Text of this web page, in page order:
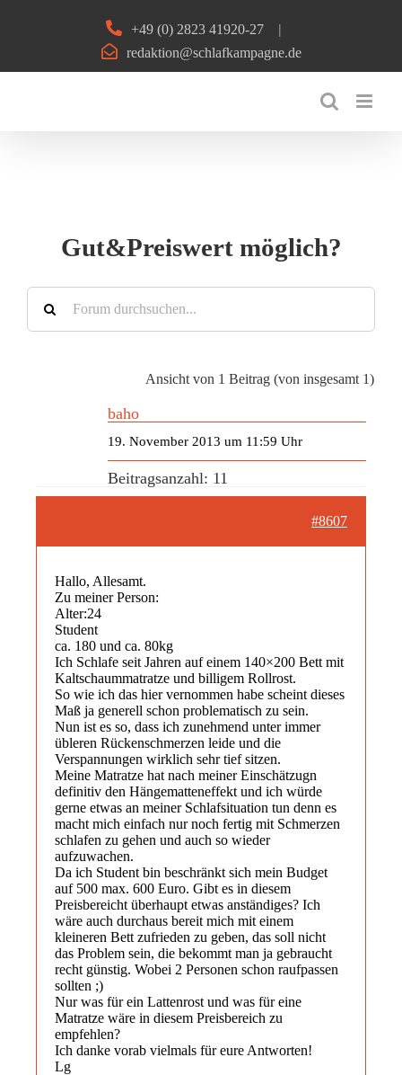
+49 (0) 2823 41920-27
|
redaktion@schlafkampagne.de
Gut&Preiswert möglich?
Ansicht von 1 Beitrag (von insgesamt 1)
baho
19. November 2013 um 11:59 Uhr
Beitragsanzahl: 11
#8607
Hallo, Allesamt.
Zu meiner Person:
Alter:24
Student
ca. 180 und ca. 80kg
Ich Schlafe seit Jahren auf einem 140×200 Bett mit
Kaltschaummatratze und billigem Rollrost.
So wie ich das hier vernommen habe scheint dieses
Maß ja generell schon problematisch zu sein.
Nun ist es so, dass ich zunehmend unter immer
übleren Rückenschmerzen leide und die
Verspannungen wirklich sehr tief sitzen.
Meine Matratze hat nach meiner Einschätzugn
definitiv den Hängematteneffekt und ich würde
gerne etwas an meiner Schlafsituation tun denn es
macht mich einfach nur noch fertig mit Schmerzen
schlafen zu gehen und auch so wieder
aufzuwachen.
Da ich Student bin beschränkt sich mein Budget
auf 500 max. 600 Euro. Gibt es in diesem
Preisbereicht überhaupt etwas anständiges? Ich
wäre auch durchaus bereit mich mit einem
kleineren Bett zufrieden zu geben, das soll nicht
das Problem sein, die bekommt man ja gebraucht
recht günstig. Wobei 2 Personen schon raufpassen
sollten ;)
Nur was für ein Lattenrost und was für eine
Matratze wäre in diesem Preisbereich zu
empfehlen?
Ich danke vorab vielmals für eure Antworten!
Lg